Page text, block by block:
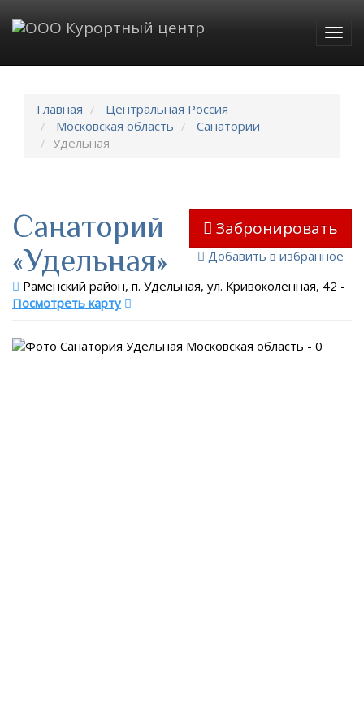
Главная
Центральная Россия
Московская область
Санатории
Удельная
Забронировать
Добавить в избранное
Санаторий
«Удельная»
Раменский район, п. Удельная, ул. Кривоколенная, 42 -
Посмотреть карту